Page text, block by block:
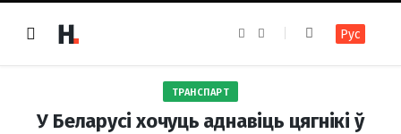
e
k
t
a
m
Рус
ТРАНСПАРТ
У Беларусі хочуць аднавіць цягнікі ў